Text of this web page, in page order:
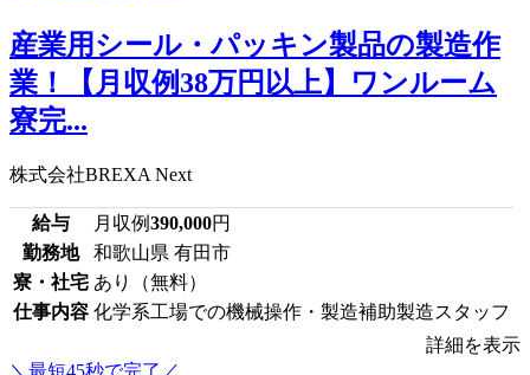
産業用シール・パッキン製品の製造作
業！【月収例38万円以上】ワンルーム
寮完...
株式会社BREXA Next
給与 月収例390,000円
勤務地
和歌山県 有田市
寮・社宅 あり（無料）
仕事内容 化学系工場での機械操作・製造補助製造スタッフ
詳細を表示
＼最短45秒で完了／